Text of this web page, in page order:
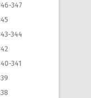
347
344
341